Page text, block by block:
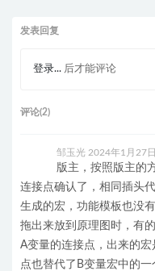
发表回复
登录... 后才能评论
评论(2)
邹玉光 2024年1月27
版主，按照版主的
连接点确认了，相同插头
生成的宏，功能模板也没
拖出来放到原理图时，有
A变量的连接点，出来的
点也替代了B变量宏中的